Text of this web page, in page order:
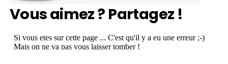
Vous aimez ? Partagez !